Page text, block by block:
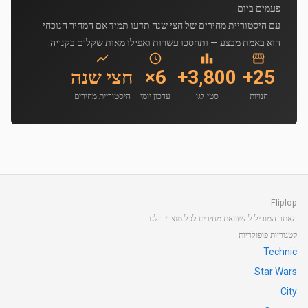
פעמים ביום.
עם היסטוריית מחירים של חצי שנה תדעו תמיד אם המחיר הנוכחי
הוא באמת מבצע — ותחסכו עשרות ואפילו מאות שקלים בקנייה.
25+
חנויות
3,800+
סטי לגו
6×
עדכון יומי
חצי שנה
היסטוריית מחירים
Fliplop
האתר המוביל להשוואת מחירים לכל מוצרי הלגו
קטגוריות פופולריות
Technic
Star Wars
City